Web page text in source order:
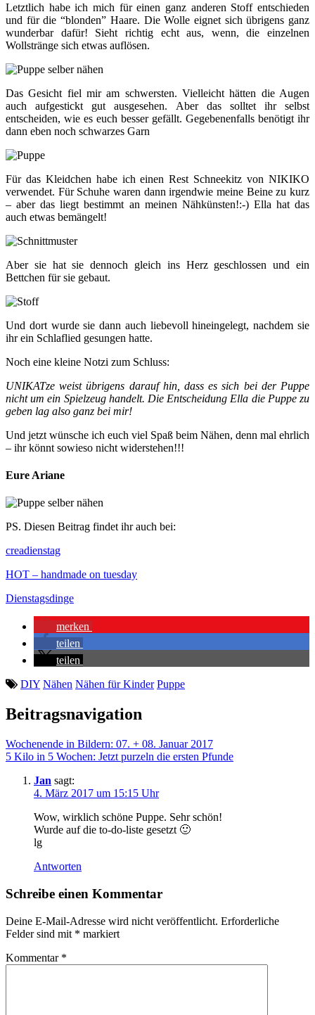
Letztlich habe ich mich für einen ganz anderen Stoff entschieden
und für die “blonden” Haare. Die Wolle eignet sich übrigens ganz
wunderbar dafür! Sieht richtig echt aus, wenn, die einzelnen
Wollstränge sich etwas auflösen.
Das Gesicht fiel mir am schwersten. Vielleicht hätten die Augen
auch aufgestickt gut ausgesehen. Aber das solltet ihr selbst
entscheiden, wie es euch besser gefällt. Gegebenenfalls benötigt ihr
dann eben noch schwarzes Garn
Für das Kleidchen habe ich einen Rest Schneekitz von NIKIKO
verwendet. Für Schuhe waren dann irgendwie meine Beine zu kurz
– aber das liegt bestimmt an meinen Nähkünsten!:-) Ella hat das
auch etwas bemängelt!
Aber sie hat sie dennoch gleich ins Herz geschlossen und ein
Bettchen für sie gebaut.
Und dort wurde sie dann auch liebevoll hineingelegt, nachdem sie
ihr ein Schlaflied gesungen hatte.
Noch eine kleine Notzi zum Schluss:
UNIKATze weist übrigens darauf hin, dass es sich bei der Puppe
nicht um ein Spielzeug handelt. Die Entscheidung Ella die Puppe zu
geben lag also ganz bei mir!
Und jetzt wünsche ich euch viel Spaß beim Nähen, denn mal ehrlich
– ihr könnt sowieso nicht widerstehen!!!
Eure Ariane
PS. Diesen Beitrag findet ihr auch bei:
creadienstag
HOT – handmade on tuesday
Dienstagsdinge
merken
teilen
teilen
DIY Nähen Nähen für Kinder Puppe
Beitragsnavigation
Wochenende in Bildern: 07. + 08. Januar 2017
5 Kilo in 5 Wochen: Jetzt purzeln die ersten Pfunde
Jan sagt:
4. März 2017 um 15:15 Uhr
Wow, wirklich schöne Puppe. Sehr schön!
Wurde auf die to-do-liste gesetzt 🙂
lg
Antworten
Schreibe einen Kommentar
Deine E-Mail-Adresse wird nicht veröffentlicht. Erforderliche
Felder sind mit * markiert
Kommentar *